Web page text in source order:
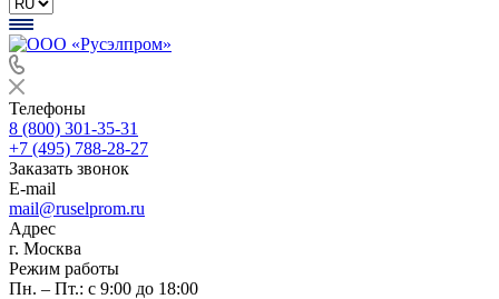
Телефоны
8 (800) 301-35-31
+7 (495) 788-28-27
Заказать звонок
E-mail
mail@ruselprom.ru
Адрес
г. Москва
Режим работы
Пн. – Пт.: с 9:00 до 18:00